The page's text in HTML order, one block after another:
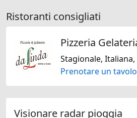
Ristoranti consigliati
Prenotare un tavolo
Visionare radar pioggia